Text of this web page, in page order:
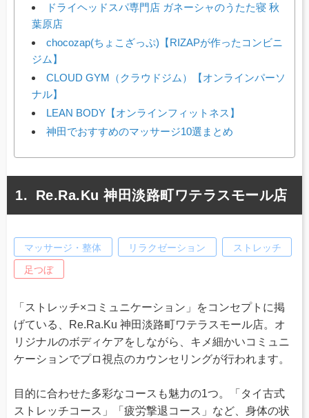
ドライヘッドスパ専門店 ガネーシャのうたた寝 秋
葉原店
chocozap(ちょこざっぷ)【RIZAPが作ったコンビニ
ジム】
CLOUD GYM（クラウドジム）【オンラインパーソ
ナル】
LEAN BODY【オンラインフィットネス】
神田でおすすめのマッサージ10選まとめ
Re.Ra.Ku 神田淡路町ワテラスモール店
マッサージ・整体 リラクゼーション ストレッチ
足つぼ
「ストレッチ×コミュニケーション」をコンセプトに掲
げている、Re.Ra.Ku 神田淡路町ワテラスモール店。オ
リジナルのボディケアをしながら、キメ細かいコミュニ
ケーションでプロ視点のカウンセリングが行われます。
目的に合わせた多彩なコースも魅力の1つ。「タイ古式
ストレッチコース」「疲労撃退コース」など、身体の状